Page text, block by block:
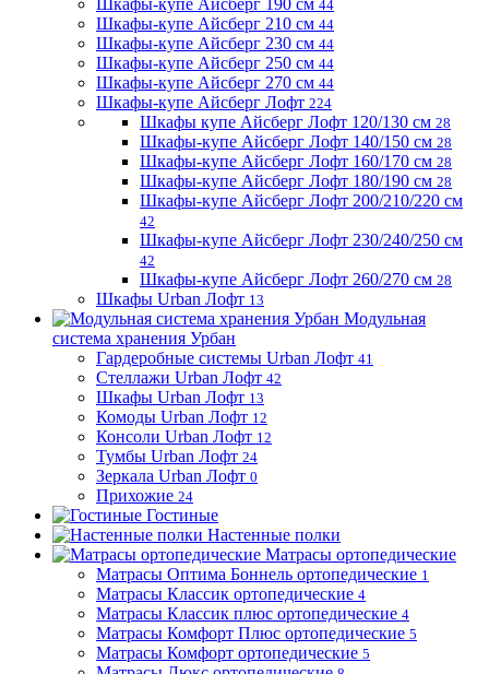
Шкафы-купе Айсберг 190 см 44
Шкафы-купе Айсберг 210 см 44
Шкафы-купе Айсберг 230 см 44
Шкафы-купе Айсберг 250 см 44
Шкафы-купе Айсберг 270 см 44
Шкафы-купе Айсберг Лофт 224
Шкафы купе Айсберг Лофт 120/130 см 28
Шкафы-купе Айсберг Лофт 140/150 см 28
Шкафы-купе Айсберг Лофт 160/170 см 28
Шкафы-купе Айсберг Лофт 180/190 см 28
Шкафы-купе Айсберг Лофт 200/210/220 см
42
Шкафы-купе Айсберг Лофт 230/240/250 см
42
Шкафы-купе Айсберг Лофт 260/270 см 28
Шкафы Urban Лофт 13
Модульная
система хранения Урбан
Гардеробные системы Urban Лофт 41
Стеллажи Urban Лофт 42
Шкафы Urban Лофт 13
Комоды Urban Лофт 12
Консоли Urban Лофт 12
Тумбы Urban Лофт 24
Зеркала Urban Лофт 0
Прихожие 24
Гостиные
Настенные полки
Матрасы ортопедические
Матрасы Оптима Боннель ортопедические 1
Матрасы Классик ортопедические 4
Матрасы Классик плюс ортопедические 4
Матрасы Комфорт Плюс ортопедические 5
Матрасы Комфорт ортопедические 5